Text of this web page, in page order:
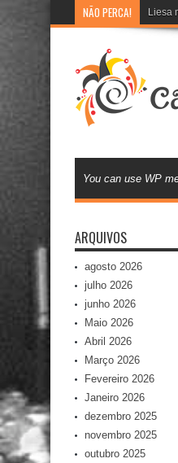
NÃO PERCA! Liesa
You can use WP
ARQUIVOS
agosto 2026
julho 2026
junho 2026
Maio 2026
Abril 2026
Março 2026
Fevereiro 2026
Janeiro 2026
dezembro 2025
novembro 2025
outubro 2025